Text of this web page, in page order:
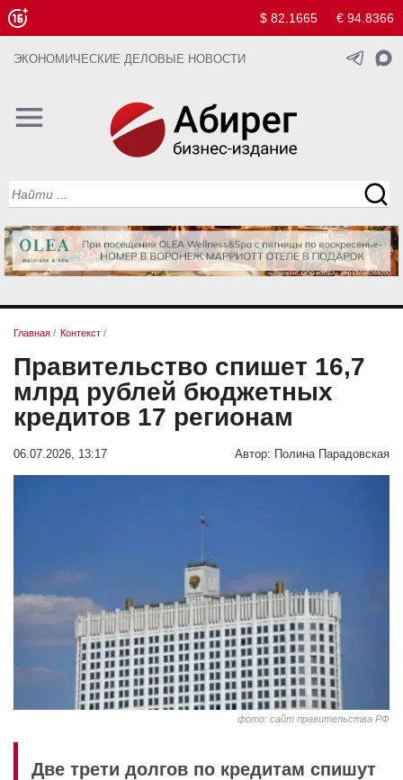
$ 82.1665 € 94.8366
ЭКОНОМИЧЕСКИЕ ДЕЛОВЫЕ НОВОСТИ
Главная / Контекст /
Правительство спишет 16,7
млрд рублей бюджетных
кредитов 17 регионам
06.07.2026, 13:17 Автор: Полина Парадовская
фото: сайт правительства РФ
Две трети долгов по кредитам спишут